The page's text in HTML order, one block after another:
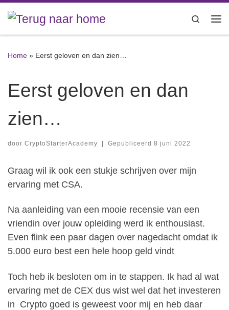
Ga naar inhoud
Search
Home » Eerst geloven en dan zien…
Eerst geloven en dan
zien…
door CryptoStarterAcademy | Gepubliceerd 8 juni 2022
Graag wil ik ook een stukje schrijven over mijn
ervaring met CSA.
Na aanleiding van een mooie recensie van een
vriendin over jouw opleiding werd ik enthousiast.
Even flink een paar dagen over nagedacht omdat ik
5.000 euro best een hele hoop geld vindt
Toch heb ik besloten om in te stappen. Ik had al wat
ervaring met de CEX dus wist wel dat het investeren
in Crypto goed is geweest voor mij en heb daar